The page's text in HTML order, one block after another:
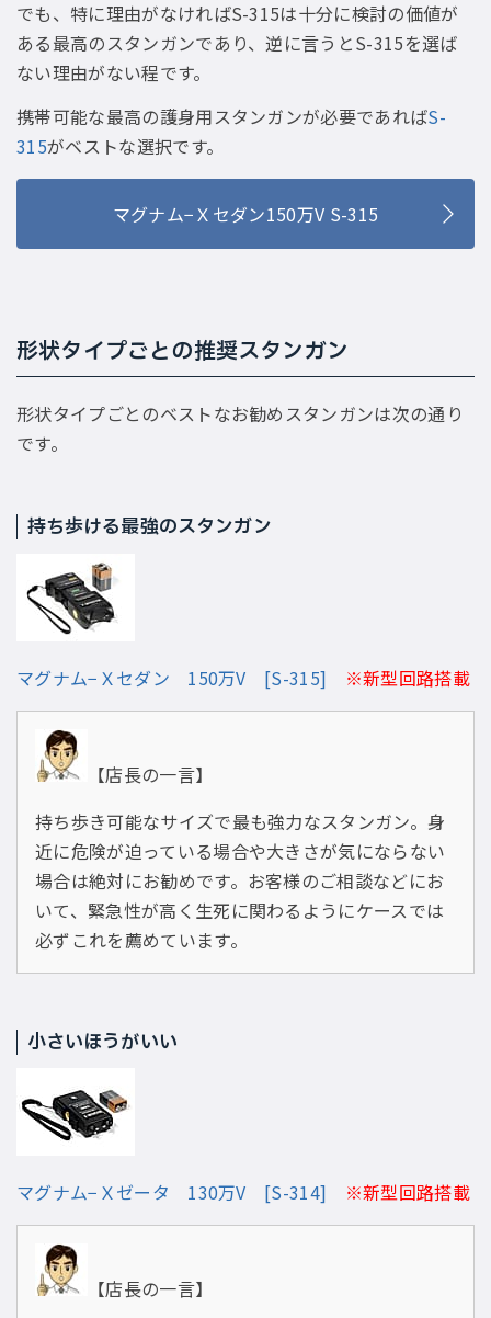
でも、特に理由がなければS-315は十分に検討の価値が
ある最高のスタンガンであり、逆に言うとS-315を選ば
ない理由がない程です。
携帯可能な最高の護身用スタンガンが必要であればS-
315がベストな選択です。
マグナム−Ｘセダン150万V S-315
形状タイプごとの推奨スタンガン
形状タイプごとのベストなお勧めスタンガンは次の通り
です。
持ち歩ける最強のスタンガン
マグナム−Ｘセダン 150万V [S-315] ※新型回路搭載
【店長の一言】
持ち歩き可能なサイズで最も強力なスタンガン。身
近に危険が迫っている場合や大きさが気にならない
場合は絶対にお勧めです。お客様のご相談などにお
いて、緊急性が高く生死に関わるようにケースでは
必ずこれを薦めています。
小さいほうがいい
マグナム−Ｘゼータ 130万V [S-314] ※新型回路搭載
【店長の一言】